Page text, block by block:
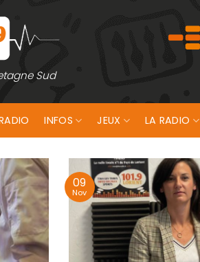
Sud
INFOS JEUX LA RADIO
09
Nov